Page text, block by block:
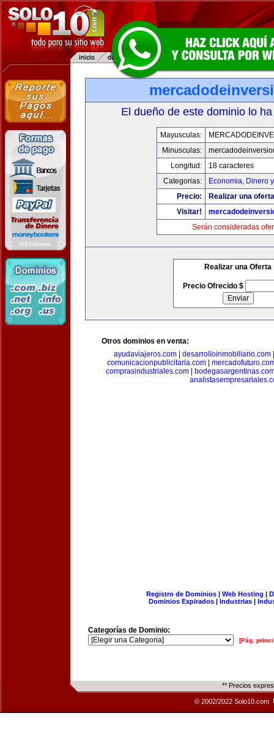
El dueño de este dominio lo
Mayusculas:
Minusculas:
Longitud:
18 caracteres
Categorias:
Economia, Dinero
Precio:
Realizar una
Visitar!
Serán consideradas
Realizar una Oferta
Precio Ofrecido $
Otros dominios en venta:
ayudaviajeros.com
desarrolloinmobiliario.com
comunicacionpublicitaria.com|
comprasindustriales.com
Registro de Dominios| Web Hosting |
Dominios Expirados | Industrias |
Categorías de Dominio:
[Pág.
** Precios
© 2002/2022 Solo10.com